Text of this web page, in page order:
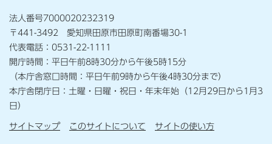
法人番号7000020232319
〒441-3492 愛知県田原市田原町南番場30-1
代表電話：0531-22-1111
開庁時間：平日午前8時30分から午後5時15分
（本庁舎窓口時間：平日午前9時から午後4時30分まで）
本庁舎閉庁日：土曜・日曜・祝日・年末年始（12月29日から1月3
日）
サイトマップ このサイトについて サイトの使い方